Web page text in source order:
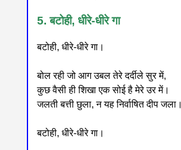
5. बटोही, धीरे-धीरे गा
बटोही, धीरे-धीरे गा।
बोल रही जो आग उबल तेरे दर्दीले सुर में,
कुछ वैसी ही शिखा एक सोई है मेरे उर में।
जलती बत्ती छुला, न यह निर्वाषित दीप जला।
बटोही, धीरे-धीरे गा।